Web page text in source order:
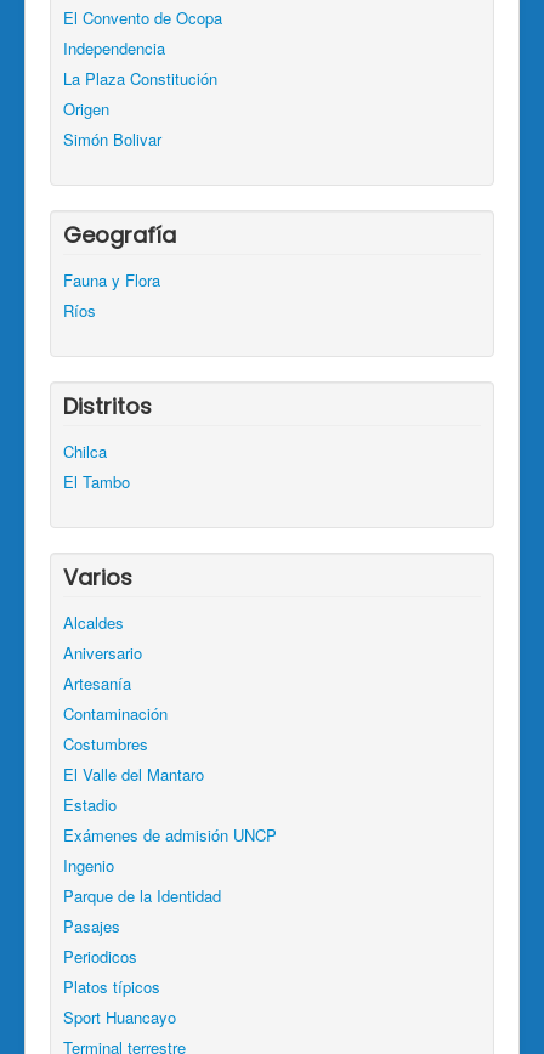
El Convento de Ocopa
Independencia
La Plaza Constitución
Origen
Simón Bolivar
Geografía
Fauna y Flora
Ríos
Distritos
Chilca
El Tambo
Varios
Alcaldes
Aniversario
Artesanía
Contaminación
Costumbres
El Valle del Mantaro
Estadio
Exámenes de admisión UNCP
Ingenio
Parque de la Identidad
Pasajes
Periodicos
Platos típicos
Sport Huancayo
Terminal terrestre